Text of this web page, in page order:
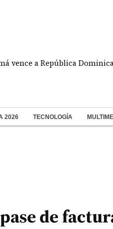
a República Dominicana y
2026 TECNOLOGÍA
de